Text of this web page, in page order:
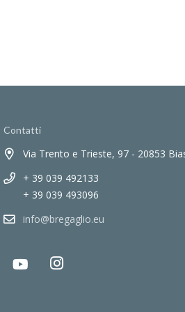
Contatti
Via Trento e Trieste, 97 - 20853
+ 39 039 492133
+ 39 039 493096
info@bregaglio.eu